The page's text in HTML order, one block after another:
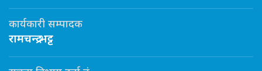
कार्यकारी सम्पादक
रामचन्द्र भट्ट